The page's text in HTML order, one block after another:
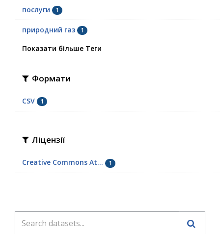
послуги 1
природний газ 1
Показати більше Теги
Формати
CSV 1
Ліцензії
Creative Commons At... 1